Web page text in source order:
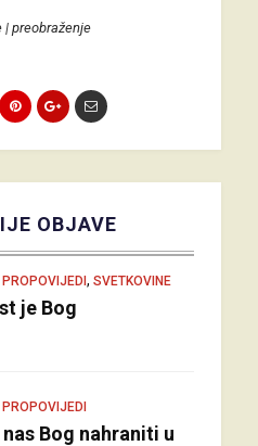
| preobraženje
OBJAVE
PROPOVIJEDI, SVETKOVINE
je Bog
PROPOVIJEDI
Bog nahraniti u